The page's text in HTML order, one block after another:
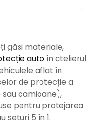
găsi materiale,
autoîn atelierul
aflat în
de protecție a
camioane),
pentru protejarea
seturi 5 în 1.